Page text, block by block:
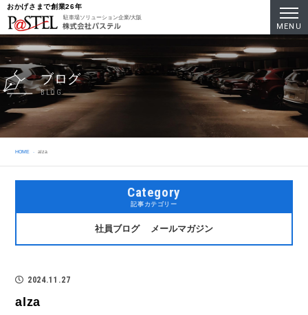
おかげさまで創業26年
駐車場ソリューション企業/大阪
ブログ
BLOG
HOME alza
Category
記事カテゴリー
社員ブログ メールマガジン
2024.11.27
alza
MENU